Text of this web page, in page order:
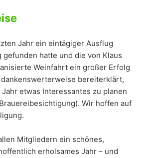
Jahr ein eintägiger Ausflug
gefunden hatte und die von Klaus
Weinfahrt ein großer Erfolg
dankenswerterweise bereiterklärt,
etwas Interessantes zu planen
Wir hoffen auf
Mitgliedern ein schönes,
erholsames Jahr – und